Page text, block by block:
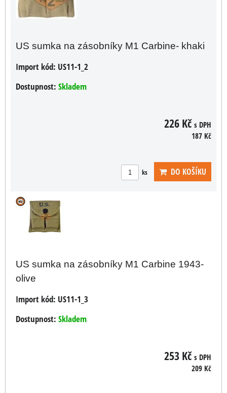
US sumka na zásobníky M1 Carbine- khaki
Import kód: US11-1_2
Dostupnost: Skladem
226 Kč s DPH
187 Kč
ks DO KOŠÍKU
US sumka na zásobníky M1 Carbine 1943-
olive
Import kód: US11-1_3
Dostupnost: Skladem
253 Kč s DPH
209 Kč